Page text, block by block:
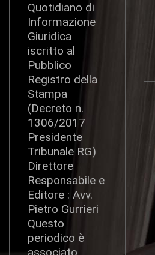
Quotidiano di
Informazione
Giuridica
iscritto al
Pubblico
Registro della
Stampa
(Decreto n.
1306/2017
Presidente
Tribunale RG)
Direttore
Responsabile e
Editore : Avv.
Pietro Gurrieri
Questo
periodico è